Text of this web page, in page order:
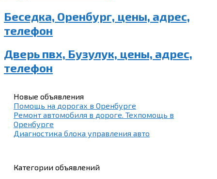
Беседка, Оренбург, цены, адрес,
телефон
Дверь пвх, Бузулук, цены, адрес,
телефон
Новые объявления
Помощь на дорогах в Оренбурге
Ремонт автомобиля в дороге. Техпомощь в
Оренбурге
Диагностика блока управления авто
Категории объявлений